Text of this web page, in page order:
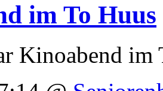
im To Huus
Kinoabend